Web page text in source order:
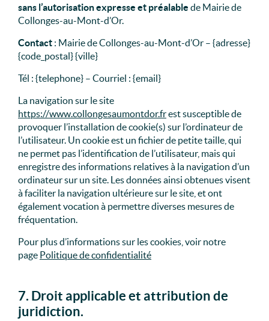
sans l’autorisation expresse et préalable de Mairie de
Collonges-au-Mont-d’Or.
Contact : Mairie de Collonges-au-Mont-d’Or – {adresse}
{code_postal} {ville}
Tél : {telephone} – Courriel : {email}
La navigation sur le site
https://www.collongesaumontdor.frest susceptible de
provoquer l’installation de cookie(s) sur l’ordinateur de
l’utilisateur. Un cookie est un fichier de petite taille, qui
ne permet pas l’identification de l’utilisateur, mais qui
enregistre des informations relatives à la navigation d’un
ordinateur sur un site. Les données ainsi obtenues visent
à faciliter la navigation ultérieure sur le site, et ont
également vocation à permettre diverses mesures de
fréquentation.
Pour plus d’informations sur les cookies, voir notre
page Politique de confidentialité
7. Droit applicable et attribution de
juridiction.